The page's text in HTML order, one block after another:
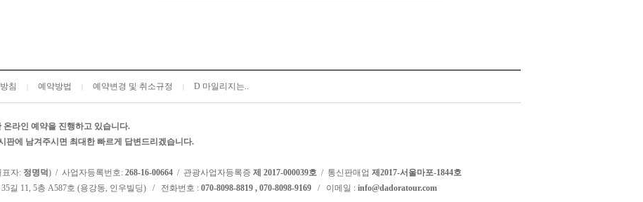
침 예약방법 예약변경 및 취소규정 D 마일리지는..
라인 예약을 진행하고 있습니다.
판에 남겨주시면 최대한 빠르게 답변드리겠습니다.
표자: 정명덕) / 사업자등록번호: 268-16-00664 / 관광사업자등록증 제 2017-000039호 / 통신판매업 제2017-서울마포-1844호
길 11, 5층 A587호 (용강동, 인우빌딩) / 전화번호 : 070-8098-8819 , 070-8098-9169 / 이메일 : info@dadoratour.com